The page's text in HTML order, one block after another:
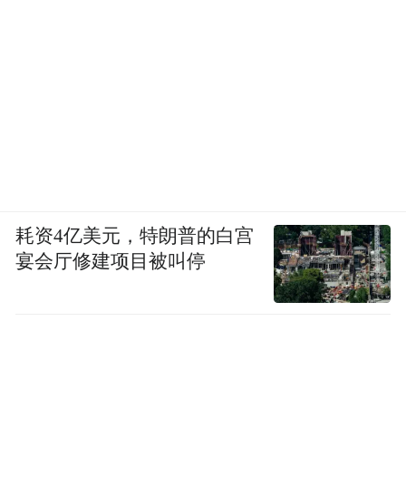
耗资4亿美元，特朗普的白宫
宴会厅修建项目被叫停